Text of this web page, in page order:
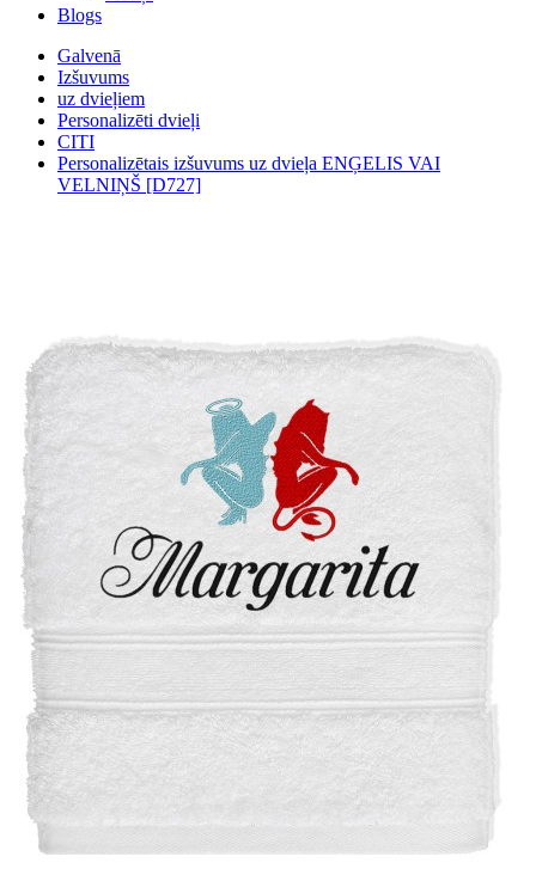
Blogs
Galvenā
Izšuvums
uz dvieļiem
Personalizēti dvieļi
CITI
Personalizētais izšuvums uz dvieļa ENĢELIS VAI
VELNIŅŠ [D727]